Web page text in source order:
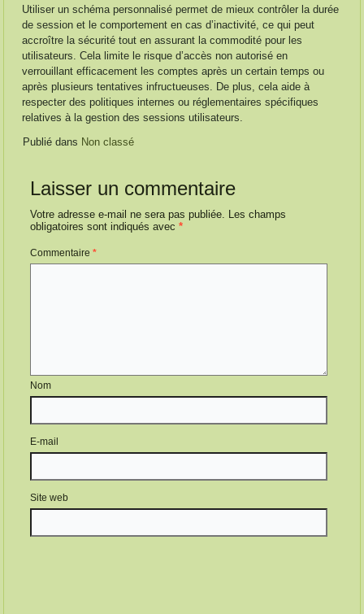
Utiliser un schéma personnalisé permet de mieux contrôler la durée
de session et le comportement en cas d’inactivité, ce qui peut
accroître la sécurité tout en assurant la commodité pour les
utilisateurs. Cela limite le risque d’accès non autorisé en
verrouillant efficacement les comptes après un certain temps ou
après plusieurs tentatives infructueuses. De plus, cela aide à
respecter des politiques internes ou réglementaires spécifiques
relatives à la gestion des sessions utilisateurs.
Publié dans Non classé
Laisser un commentaire
Votre adresse e-mail ne sera pas publiée. Les champs
obligatoires sont indiqués avec*
Commentaire*
Nom
E-mail
Site web